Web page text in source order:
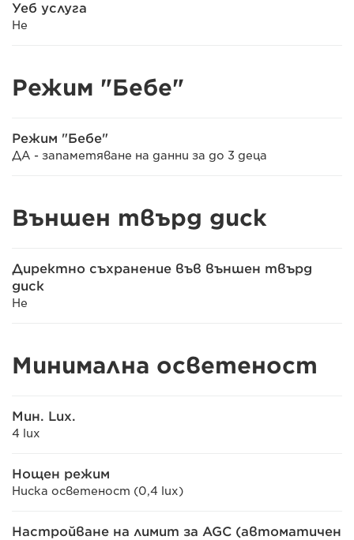
Уеб услуга
Не
Режим "Бебе"
Режим "Бебе"
ДА - запаметяване на данни за до 3 деца
Външен твърд диск
Директно съхранение във външен твърд
диск
Не
Минимална осветеност
Мин. Lux.
4 lux
Нощен режим
Ниска осветеност (0,4 lux)
Настройване на лимит за AGC (автоматичен